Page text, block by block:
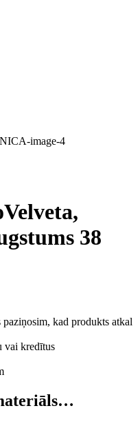
Velveta,
38
kad produkts atkal
vai kredītus